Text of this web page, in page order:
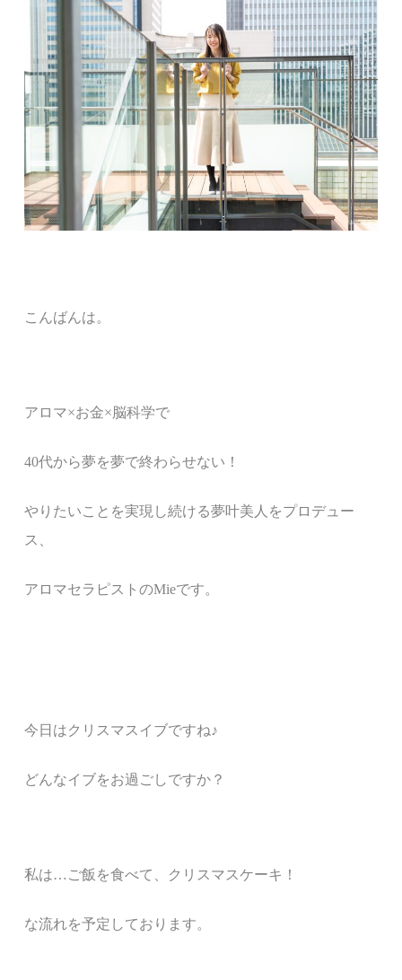
こんばんは。
アロマ×お金× 脳科学で
40代から夢を夢で終わらせない！
やりたいことを実現し続ける夢叶美人をプロデュー
ス、
アロマセラピストのMieです。
今日はクリスマスイブですね♪
どんなイブをお過ごしですか？
私は…ご飯を食べて、クリスマスケーキ！
な流れを予定しております。